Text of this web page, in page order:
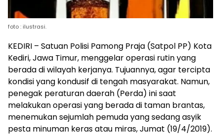
foto : ilustrasi.
KEDIRI – Satuan Polisi Pamong Praja (Satpol PP) Kota
Kediri, Jawa Timur, menggelar operasi rutin yang
berada di wilayah kerjanya. Tujuannya, agar tercipta
kondisi yang kondusif di tengah masyarakat. Namun,
penegak peraturan daerah (Perda) ini saat
melakukan operasi yang berada di taman brantas,
menemukan sejumlah pemuda yang sedang asyik
pesta minuman keras atau miras, Jumat (19/4/2019).